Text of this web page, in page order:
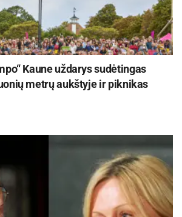
straipsnis/50282047
taryba-b-markausko-
didzioji-dalis-ukininku
Kaune uždarys sudėtingas
metrų aukštyje ir piknikas